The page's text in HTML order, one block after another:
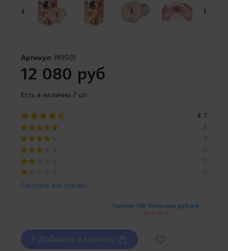
‹ ›
Артикул: M9501
12 080 руб
Есть в наличии 7 шт.
4.7
8
3
0
0
0
Смотреть все отзывы
Получи 100 бонусных рублей
за отзыв
+ Добавить в корзину